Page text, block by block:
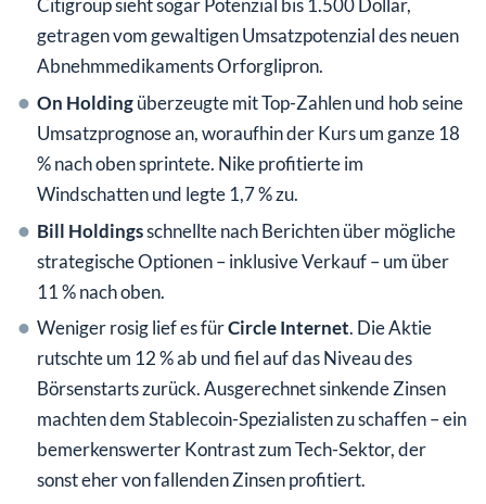
Citigroup sieht sogar Potenzial bis 1.500 Dollar,
getragen vom gewaltigen Umsatzpotenzial des neuen
Abnehmmedikaments Orforglipron.
On Holdingüberzeugte mit Top-Zahlen und hob seine
Umsatzprognose an, woraufhin der Kurs um ganze 18
% nach oben sprintete. Nike profitierte im
Windschatten und legte 1,7 % zu.
Bill Holdingsschnellte nach Berichten über mögliche
strategische Optionen – inklusive Verkauf – um über
11 % nach oben.
Weniger rosig lief es fürCircle Internet. Die Aktie
rutschte um 12 % ab und fiel auf das Niveau des
Börsenstarts zurück. Ausgerechnet sinkende Zinsen
machten dem Stablecoin-Spezialisten zu schaffen – ein
bemerkenswerter Kontrast zum Tech-Sektor, der
sonst eher von fallenden Zinsen profitiert.